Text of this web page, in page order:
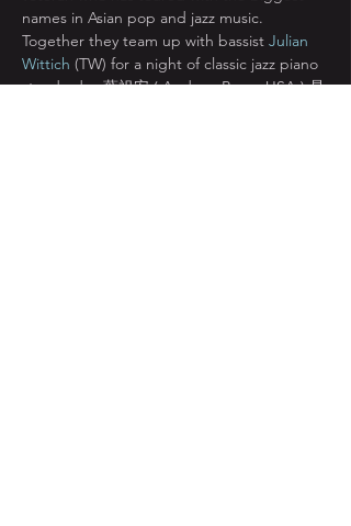
names in Asian pop and jazz music.
Together they team up with bassist Julian
Wittich (TW) for a night of classic jazz piano
standards.  葉祖安 ( Andrew Page, USA ) 是